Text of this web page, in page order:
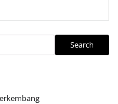
Search